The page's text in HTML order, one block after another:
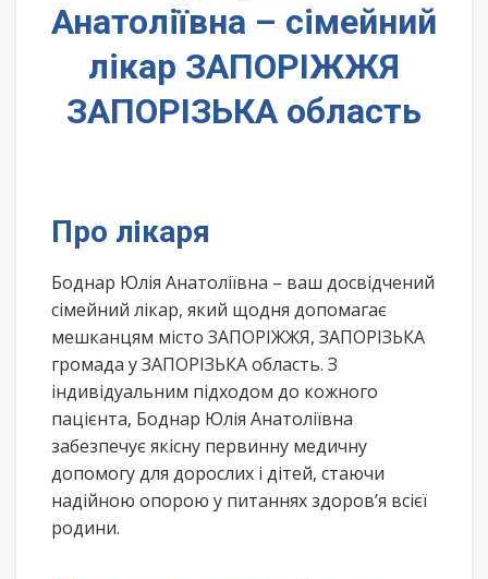
Анатоліївна – сімейний
лікар ЗАПОРІЖЖЯ
ЗАПОРІЗЬКА область
Про лікаря
Боднар Юлія Анатоліївна – ваш досвідчений
сімейний лікар, який щодня допомагає
мешканцям місто ЗАПОРІЖЖЯ, ЗАПОРІЗЬКА
громада у ЗАПОРІЗЬКА область. З
індивідуальним підходом до кожного
пацієнта, Боднар Юлія Анатоліївна
забезпечує якісну первинну медичну
допомогу для дорослих і дітей, стаючи
надійною опорою у питаннях здоров’я всієї
родини.